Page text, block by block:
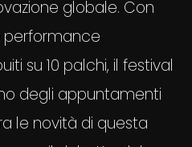
globale. Con
performance
su 10 palchi, il festival
degli appuntamenti
le novità di questa